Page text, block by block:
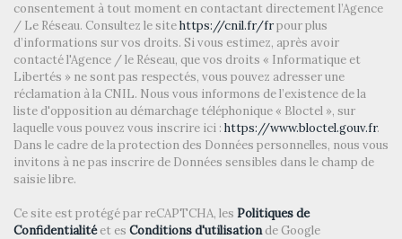
Habitants de moins de 25 ans
38,90 %
Habitants de 25 à 55 ans
40,11 %
Habitants de plus de 55 ans
Nombre d'enfants par famille
Familles sans enfant
38,92 %
Familles avec 1 ou 2 enfants
0,36 %
Appartements
consentement à tout moment en contactant directement l’Agence
/ Le Réseau. Consultez le sitehttps://cnil.fr/frpour plus
d’informations sur vos droits. Si vous estimez, après avoir
contacté l'Agence / le Réseau, que vos droits « Informatique et
Libertés » ne sont pas respectés, vous pouvez adresser une
réclamation à la CNIL. Nous vous informons de l’existence de la
liste d'opposition au démarchage téléphonique « Bloctel », sur
laquelle vous pouvez vous inscrire ici : https://www.bloctel.gouv.fr.
Dans le cadre de la protection des Données personnelles, nous vous
invitons à ne pas inscrire de Données sensibles dans le champ de
saisie libre.
Ce site est protégé par reCAPTCHA, les Politiques de
Confidentialitéet es Conditions d'utilisationde Google